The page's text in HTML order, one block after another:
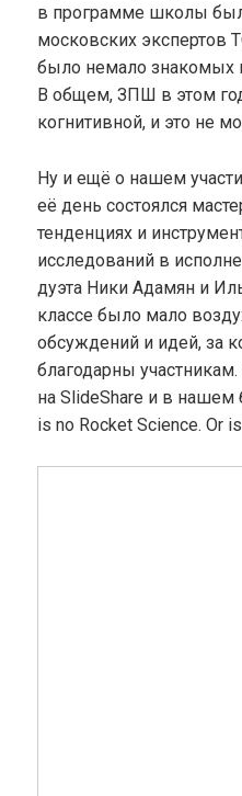
в программе школы
московских экспертов
было немало знакомых
В общем, ЗПШ в этом
когнитивной, и это не
Ну и ещё о нашем
её день состоялся
тенденциях и
исследований в
дуэта Ники Адамян и
классе было мало
обсуждений и идей, за
благодарны
на SlideShare и в нашем
is no Rocket Science. Or